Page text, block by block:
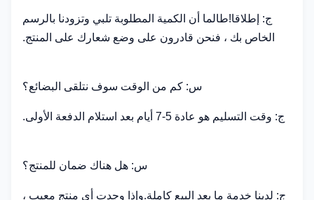
ج: إطلاقا!طالما أن الكمية المطلوبة تلبي وتزودنا بالرسم
الخاص بك ، فنحن قادرون على وضع شعارك على المنتج.
س: كم من الوقت سوف نتلقى البضائع؟
ج: وقت التسليم هو عادة 5-7 أيام بعد استلام الدفعة الأولى.
س: هل هناك ضمان للمنتج؟
ج: لدينا خدمة ما بعد البيع كاملة.وإذا وجدت أي منتج معيب ،